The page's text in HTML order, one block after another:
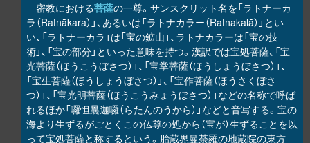
密教における菩薩の一尊。サンスクリット名を「ラトナーカ
ラ（Ratnākara）」、あるいは「ラトナカラー（Ratnakalā）」とい
い、「ラトナーカラ」は「宝の鉱山」、ラトナカラーは「宝の技
術」、「宝の部分」といった意味を持つ。漢訳では宝処菩薩、「宝
光菩薩（ほうこうぼさつ）」、「宝掌菩薩（ほうしょうぼさつ）」、
「宝生菩薩（ほうしょうぼさつ）」、「宝作菩薩（ほうさくぼさ
つ）」、「宝光明菩薩（ほうこうみょうぼさつ）」などの名称で呼ば
れるほか「囉怛曩迦囉（らたんのうから）」などと音写する。宝の
海より生ずるがごとくこの仏尊の処から（宝が）生ずることを以
って宝処菩薩と称するという。 胎蔵界曼荼羅の地蔵院の東方